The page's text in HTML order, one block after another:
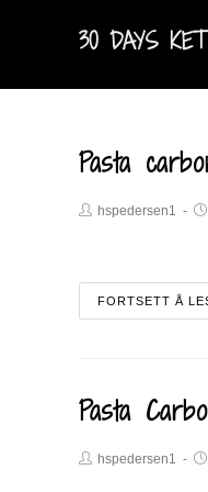
30 DAYS
Pasta
hspedersen1
FORTSETT Å
Pasta
hspedersen1